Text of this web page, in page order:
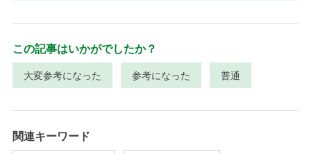
この記事はいかがでしたか？
大変参考になった 参考になった 普通
関連キーワード